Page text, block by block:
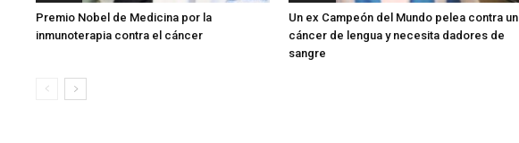
Premio Nobel de Medicina por la
inmunoterapia contra el cáncer
Un ex Campeón del Mundo pelea contra un
cáncer de lengua y necesita dadores de
sangre